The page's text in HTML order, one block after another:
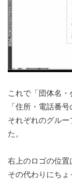
これで「団体名
「住所・電話番号
それぞれのグル
た。
右上のロゴの位置
その代わりにちょ